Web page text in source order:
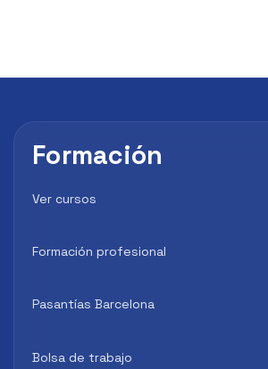
Formación
Ver cursos
Formación profesional
Pasantías Barcelona
Bolsa de trabajo